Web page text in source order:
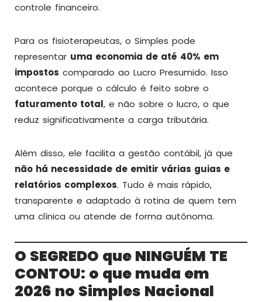
controle financeiro.
Para os fisioterapeutas, o Simples pode
representar uma economia de até 40% em
impostos comparado ao Lucro Presumido. Isso
acontece porque o cálculo é feito sobre o
faturamento total, e não sobre o lucro, o que
reduz significativamente a carga tributária.
Além disso, ele facilita a gestão contábil, já que
não há necessidade de emitir várias guias e
relatórios complexos. Tudo é mais rápido,
transparente e adaptado à rotina de quem tem
uma clínica ou atende de forma autônoma.
O SEGREDO que NINGUÉM TE
CONTOU: o que muda em
2026 no Simples Nacional